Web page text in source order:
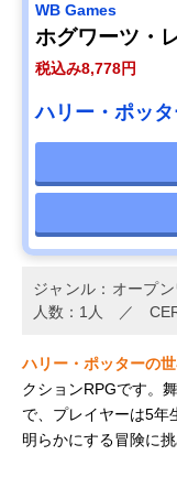
WB Games
ホグワーツ・
税込み8,778円
ハリー・ポッ
ジャンル：オープ
人数：1人 ／
ハリー・ポッターの
クションRPGです。
で、プレイヤーは5年
明らかにする冒険に挑